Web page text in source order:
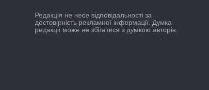
Редакцiя не несе вiдповiдальностi за
достовiрнiсть рекламної iнформацiї. Думка
редакцiї може не збiгатися з думкою авторiв.